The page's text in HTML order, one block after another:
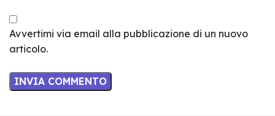
Avvertimi via email alla pubblicazione di un nuovo
articolo.